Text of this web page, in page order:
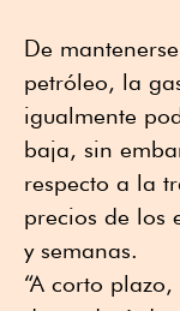
De
petróleo, la
igualmente
baja, sin
respecto a la
precios de los
y semanas.
“A corto